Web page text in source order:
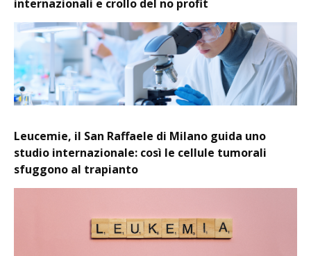
internazionali e crollo del no profit
Leucemie, il San Raffaele di Milano guida uno
studio internazionale: così le cellule tumorali
sfuggono al trapianto